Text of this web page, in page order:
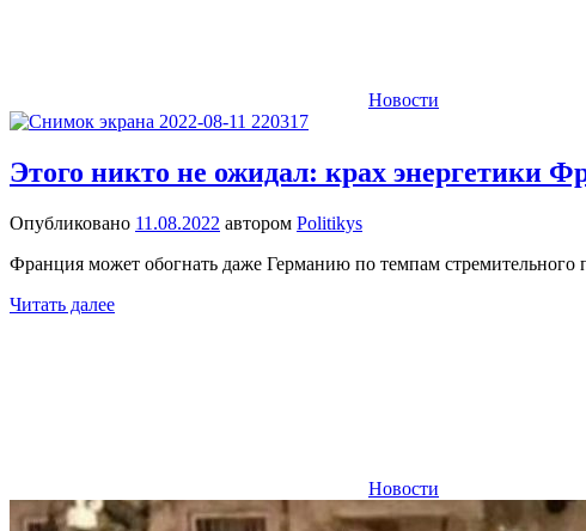
Новости
Этого никто не ожидал: крах энергетики
Опубликовано 11.08.2022 автором Politikys
Франция может обогнать даже Германию по темпам стремительного
Читать далее
Новости